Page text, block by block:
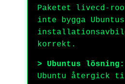
Paketet livecd-
inte bygga
korrekt.
> Ubuntus lösning:
Ubuntu